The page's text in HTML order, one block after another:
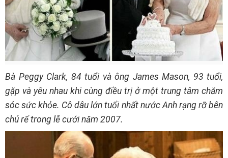
Bà Peggy Clark, 84 tuổi và ông James Mason, 93 tuổi,
gặp và yêu nhau khi cùng điều trị ở một trung tâm chăm
sóc sức khỏe. Cô dâu lớn tuổi nhất nước Anh rạng rỡ bên
chú rể trong lễ cưới năm 2007.